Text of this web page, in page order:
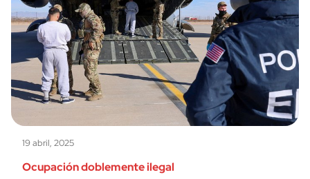
19 abril, 2025
Ocupación doblemente ilegal